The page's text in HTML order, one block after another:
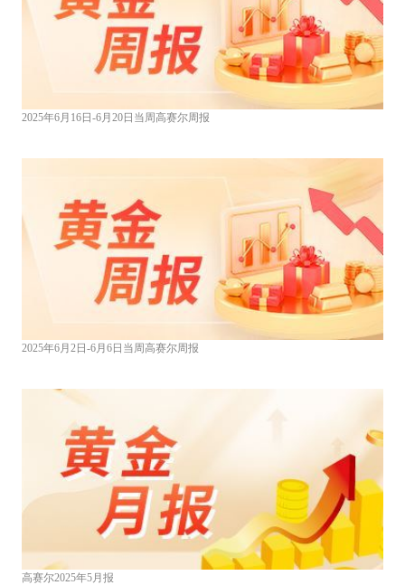
2025年6月16日-6月20日当周高赛尔周报
2025年6月2日-6月6日当周高赛尔周报
高赛尔2025年5月报